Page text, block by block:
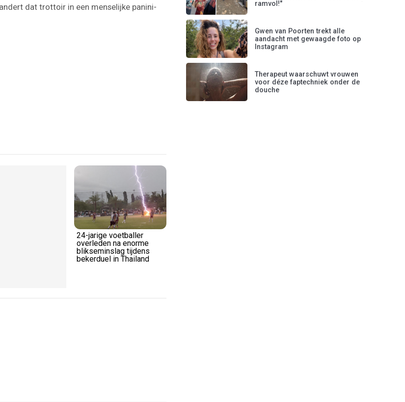
dat trottoir in een menselijke panini-
24-jarige voetballer
overleden na enorme
blikseminslag tijdens
bekerduel in Thailand
ramvol!"
Gwen van Poorten trekt alle
aandacht met gewaagde foto op
Instagram
Therapeut waarschuwt vrouwen
voor déze faptechniek onder de
douche